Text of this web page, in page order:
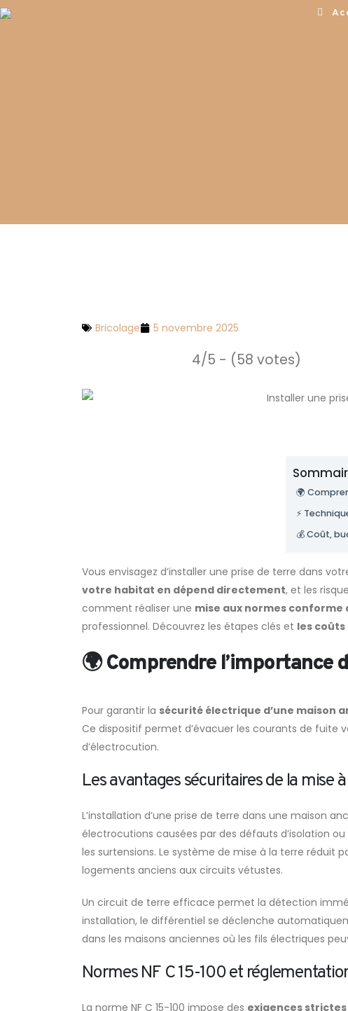
Bricolage 5 novembre 2025
4/5 - (58 votes)
🌍
⚡
💰 Coût,
Vous envisagez d’installer une prise de terre dans
votre habitat en dépend directement, et les
comment réaliser une mise aux normes conforme
professionnel. Découvrez les étapes clés et les
🌍 Comprendre l’importance
Pour garantir la sécurité électrique d’une maison
Ce dispositif permet d’évacuer les courants de fuite
d’électrocution.
Les avantages sécuritaires de la mise
L’installation d’une prise de terre dans une maison
électrocutions causées par des défauts d’isolation
les surtensions. Le système de mise à la terre réduit
logements anciens aux circuits vétustes.
Un circuit de terre efficace permet la détection
installation, le différentiel se déclenche
dans les maisons anciennes où les fils électriques
Normes NF C 15-100 et
La norme NF C 15-100 impose des exigences